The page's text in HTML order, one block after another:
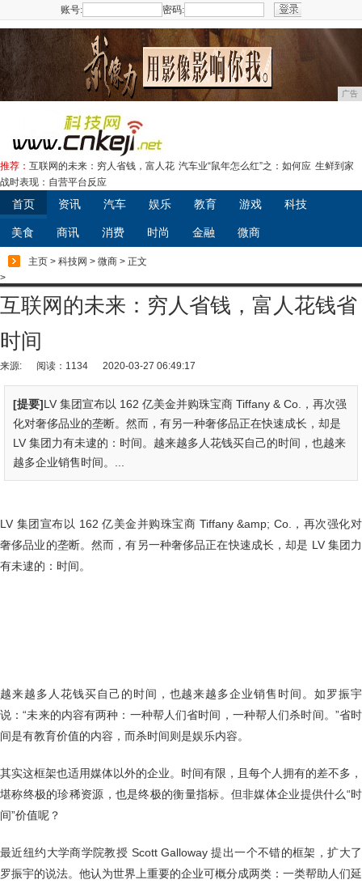
账号: 密码:
广告
推荐： 互联网的未来：穷人省钱，富人花 汽车业“鼠年怎么红”之：如何应 生鲜到家
战时表现：自营平台反应
首页 资讯 汽车 娱乐 教育 游戏 科技
美食 商讯 消费 时尚 金融 微商
主页 > 科技网 > 微商 > 正文
>
互联网的未来：穷人省钱，富人花钱省
时间
来源: 阅读：1134 2020-03-27 06:49:17
[提要]LV 集团宣布以 162 亿美金并购珠宝商 Tiffany & Co.，再次强
化对奢侈品业的垄断。然而，有另一种奢侈品正在快速成长，却是
LV 集团力有未逮的：时间。越来越多人花钱买自己的时间，也越来
越多企业销售时间。...
LV 集团宣布以 162 亿美金并购珠宝商 Tiffany &amp; Co.，再次强化对
奢侈品业的垄断。然而，有另一种奢侈品正在快速成长，却是 LV 集团力
有未逮的：时间。
越来越多人花钱买自己的时间，也越来越多企业销售时间。如罗振宇
说：“未来的内容有两种：一种帮人们省时间，一种帮人们杀时间。”省时
间是有教育价值的内容，而杀时间则是娱乐内容。
其实这框架也适用媒体以外的企业。时间有限，且每个人拥有的差不多，
堪称终极的珍稀资源，也是终极的衡量指标。但非媒体企业提供什么“时
间”价值呢？
最近纽约大学商学院教授 Scott Galloway 提出一个不错的框架，扩大了
罗振宇的说法。他认为世界上重要的企业可概分成两类：一类帮助人们延